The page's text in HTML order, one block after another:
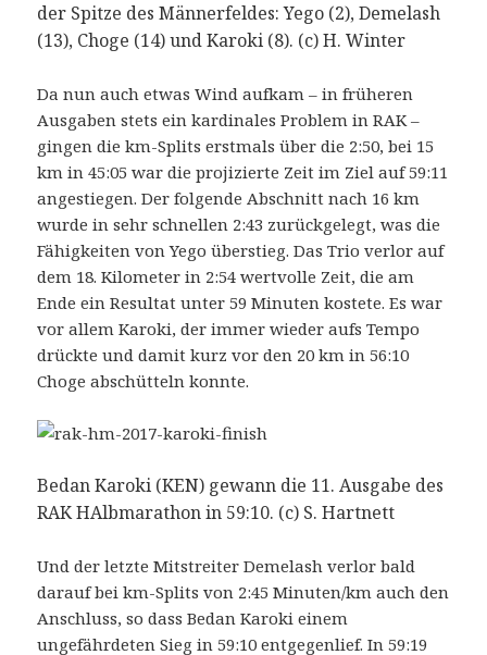
der Spitze des Männerfeldes: Yego (2), Demelash
(13), Choge (14) und Karoki (8). (c) H. Winter
Da nun auch etwas Wind aufkam – in früheren
Ausgaben stets ein kardinales Problem in RAK –
gingen die km-Splits erstmals über die 2:50, bei 15
km in 45:05 war die projizierte Zeit im Ziel auf 59:11
angestiegen. Der folgende Abschnitt nach 16 km
wurde in sehr schnellen 2:43 zurückgelegt, was die
Fähigkeiten von Yego überstieg. Das Trio verlor auf
dem 18. Kilometer in 2:54 wertvolle Zeit, die am
Ende ein Resultat unter 59 Minuten kostete. Es war
vor allem Karoki, der immer wieder aufs Tempo
drückte und damit kurz vor den 20 km in 56:10
Choge abschütteln konnte.
Bedan Karoki (KEN) gewann die 11. Ausgabe des
RAK HAlbmarathon in 59:10. (c) S. Hartnett
Und der letzte Mitstreiter Demelash verlor bald
darauf bei km-Splits von 2:45 Minuten/km auch den
Anschluss, so dass Bedan Karoki einem
ungefährdeten Sieg in 59:10 entgegenlief. In 59:19